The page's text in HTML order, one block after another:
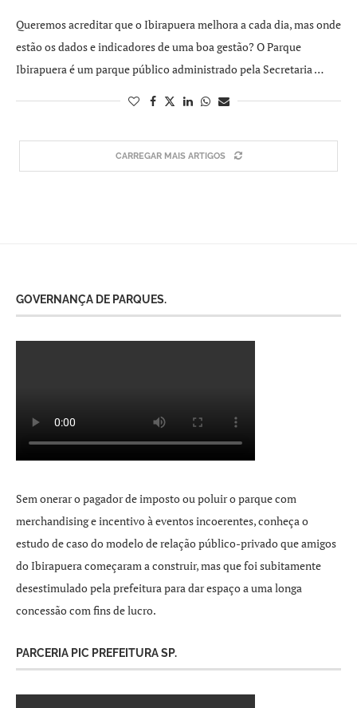
Queremos acreditar que o Ibirapuera melhora a cada dia, mas onde
estão os dados e indicadores de uma boa gestão? O Parque
Ibirapuera é um parque público administrado pela Secretaria …
CARREGAR MAIS ARTIGOS
GOVERNANÇA DE PARQUES.
Sem onerar o pagador de imposto ou poluir o parque com
merchandising e incentivo à eventos incoerentes, conheça o
estudo de caso do modelo de relação público-privado que amigos
do Ibirapuera começaram a construir, mas que foi subitamente
desestimulado pela prefeitura para dar espaço a uma longa
concessão com fins de lucro.
PARCERIA PIC PREFEITURA SP.